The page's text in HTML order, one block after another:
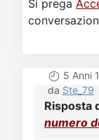
Si prega
5 Anni
da Ste_79
Risposta
numero